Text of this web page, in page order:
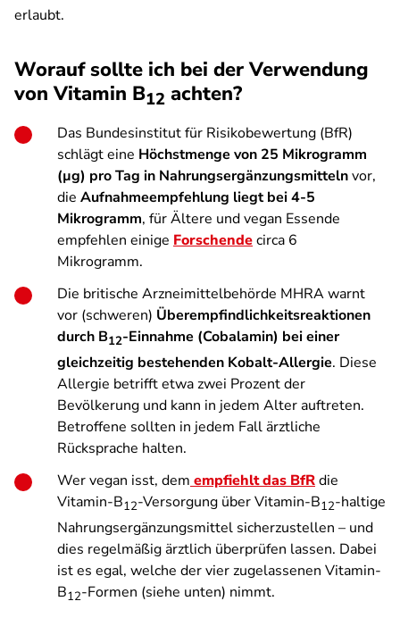
erlaubt.
Worauf sollte ich bei der Verwendung
von Vitamin B12 achten?
Das Bundesinstitut für Risikobewertung (BfR)
schlägt eine Höchstmenge von 25 Mikrogramm
(µg) pro Tag in Nahrungsergänzungsmittelnvor,
die Aufnahmeempfehlung liegt bei 4-5
Mikrogramm, für Ältere und vegan Essende
empfehlen einige Forschendecirca 6
Mikrogramm.
Die britische Arzneimittelbehörde MHRA warnt
vor (schweren) Überempfindlichkeitsreaktionen
durch B12-Einnahme (Cobalamin) bei einer
gleichzeitig bestehenden Kobalt-Allergie. Diese
Allergie betrifft etwa zwei Prozent der
Bevölkerung und kann in jedem Alter auftreten.
Betroffene sollten in jedem Fall ärztliche
Rücksprache halten.
Wer vegan isst, dem empfiehlt das BfRdie
Vitamin-B12-Versorgung über Vitamin-B12-haltige
Nahrungsergänzungsmittel sicherzustellen – und
dies regelmäßig ärztlich überprüfen lassen. Dabei
ist es egal, welche der vier zugelassenen Vitamin-
B12-Formen (siehe unten) nimmt.